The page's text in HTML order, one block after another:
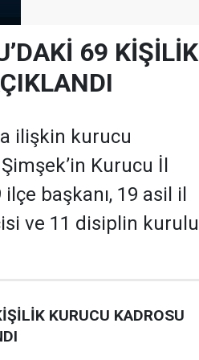
69 KİŞİLİK
ilişkin kurucu
Kurucu İl
başkanı, 19 asil il
ve 11 disiplin kurulu
KURUCU KADROSU